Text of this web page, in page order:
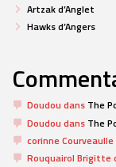
Artzak d’Anglet
Hawks d’Angers
Doudou dans The
Doudou dans The
corinne Courveaulle
Rouquairol Brigitte